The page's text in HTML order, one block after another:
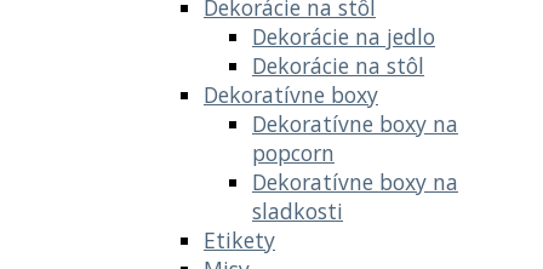
Dekorácie na stôl
Dekorácie na jedlo
Dekorácie na stôl
Dekoratívne boxy
Dekoratívne boxy na
popcorn
Dekoratívne boxy na
sladkosti
Etikety